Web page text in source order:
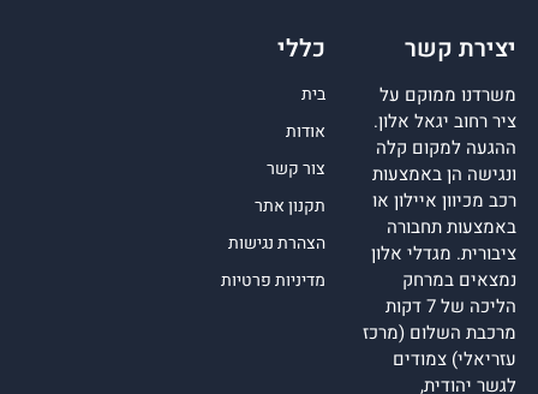
יצירת קשר
משרדנו ממוקם על
ציר רחוב יגאל אלון.
ההגעה למקום קלה
ונגישה הן באמצעות
רכב מכיוון איילון או
באמצעות תחבורה
ציבורית. מגדלי אלון
נמצאים במרחק
הליכה של 7 דקות
מרכבת השלום (מרכז
עזריאלי) צמודים
לגשר יהודית,
כללי
בית
אודות
צור קשר
תקנון אתר
הצהרת נגישות
מדיניות פרטיות